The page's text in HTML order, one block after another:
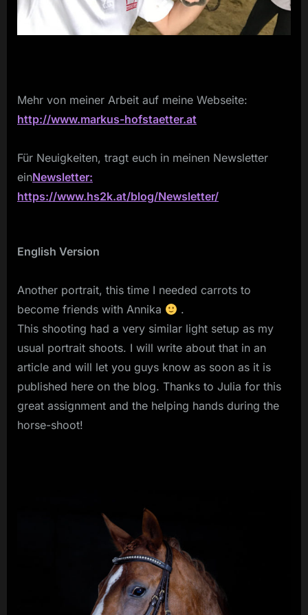
Mehr von meiner Arbeit auf meine Webseite:
http://www.markus-hofstaetter.at
Für Neuigkeiten, tragt euch in meinen Newsletter
einNewsletter:
https://www.hs2k.at/blog/Newsletter/
English Version
Another portrait, this time I needed carrots to
become friends with Annika
.
This shooting had a very similar light setup as my
usual portrait shoots. I will write about that in an
article and will let you guys know as soon as it is
published here on the blog. Thanks to Julia for this
great assignment and the helping hands during the
horse-shoot!